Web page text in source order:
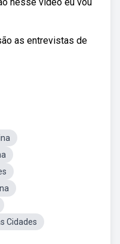
as entrevistas de
Cidades